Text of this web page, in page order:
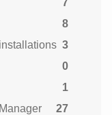
7
8
3
0
1
27